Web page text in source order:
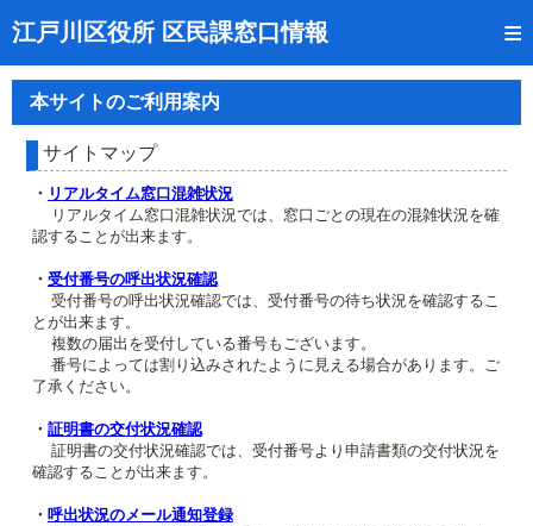
江戸川区役所 区民課窓口情報
トップページ
受付番号の呼出状況確認
証明書の交付状況確認
呼出状況のメール通知登録
来庁日時の事前予約
事前予約の確認・取消
混雑予想カレンダー
本サイトのご利用案内
本サイトのご利用案内
サイトマップ
・ リアルタイム窓口混雑状況
リアルタイム窓口混雑状況では、窓口ごとの現在の混雑状況を確
認することが出来ます。
・ 受付番号の呼出状況確認
受付番号の呼出状況確認では、受付番号の待ち状況を確認するこ
とが出来ます。
複数の届出を受付している番号もございます。
番号によっては割り込みされたように見える場合があります。ご
了承ください。
・ 証明書の交付状況確認
証明書の交付状況確認では、受付番号より申請書類の交付状況を
確認することが出来ます。
・ 呼出状況のメール通知登録